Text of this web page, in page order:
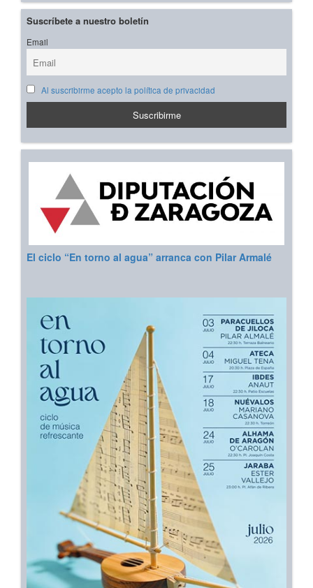
Suscríbete a nuestro boletín
Email
Al suscribirme acepto la política de privacidad
El ciclo “En torno al agua” arranca con Pilar Armalé